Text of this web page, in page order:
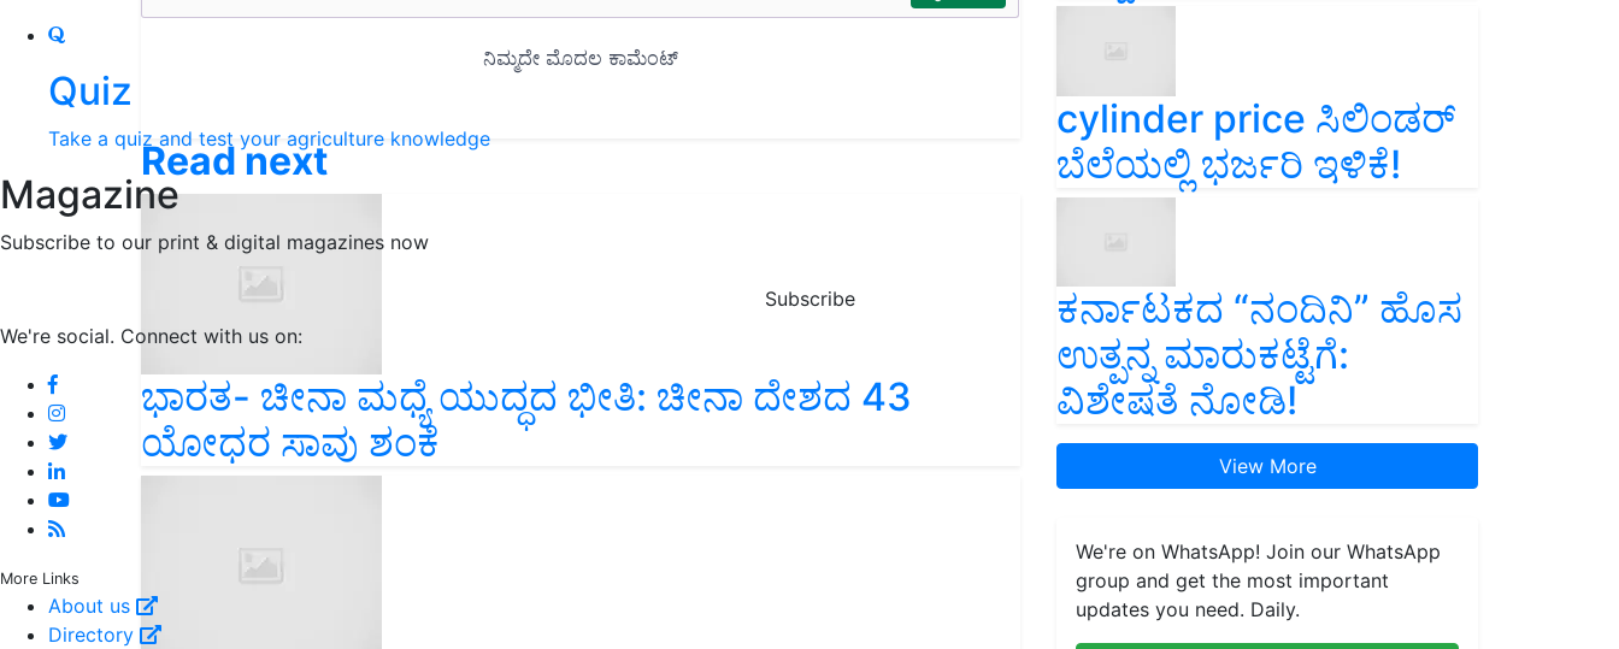
Quiz
Take a quiz and test your agriculture knowledge
Magazine
Subscribe to our print & digital magazines now
Subscribe
We're social. Connect with us on:
More Links
About us
Directory
Read next
ಭಾರತ- ಚೀನಾ ಮಧ್ಯೆ ಯುದ್ಧದ ಭೀತಿ: ಚೀನಾ ದೇಶದ 43
ಯೋಧರ ಸಾವು ಶಂಕೆ
cylinder price ಸಿಲಿಂಡರ್‌
ಬೆಲೆಯಲ್ಲಿ ಭರ್ಜರಿ ಇಳಿಕೆ!
ಕರ್ನಾಟಕದ “ನಂದಿನಿ” ಹೊಸ
ಉತ್ಪನ್ನ ಮಾರುಕಟ್ಟೆಗೆ:
ವಿಶೇಷತೆ ನೋಡಿ!
View More
We're on WhatsApp! Join our WhatsApp
group and get the most important
updates you need. Daily.